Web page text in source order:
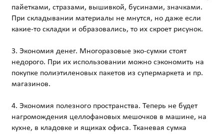
пайетками, стразами, вышивкой, бусинами, значками.
При складывании материалы не мнутся, но даже если
какие-то складки и образовались, то их скроет рисунок.
3. Экономия денег. Многоразовые эко-сумки стоят
недорого. При их использовании можно сэкономить на
покупке полиэтиленовых пакетов из супермаркета и пр.
магазинов.
4. Экономия полезного пространства. Теперь не будет
нагромождения целлофановых мешочков в машине, на
кухне, в кладовке и ящиках офиса. Тканевая сумка